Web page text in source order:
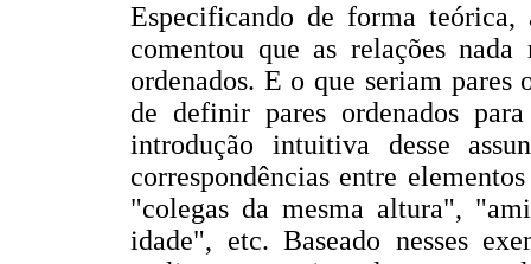
Especificando de forma teórica,
comentou que as relações
ordenados. E o que seriam pares
de definir pares ordenados
introdução intuitiva desse
correspondências entre
"colegas da mesma altura",
idade", etc. Baseado nesses